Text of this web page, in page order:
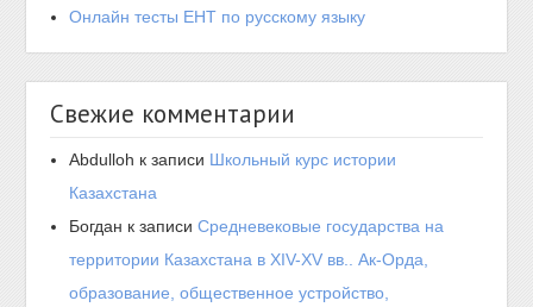
Онлайн тесты ЕНТ по русскому языку
Свежие комментарии
Abdulloh к записи Школьный курс истории
Казахстана
Богдан к записиСредневековые государства на
территории Казахстана в XIV-XV вв.. Ак-Орда,
образование, общественное устройство,